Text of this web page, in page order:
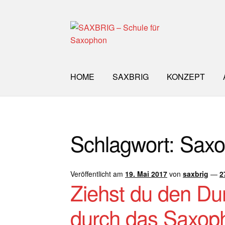
Zur
Navigation
Zum
Inhalt
HOME SAXBRIG KONZEPT
Impro Basic – Download PDF + mp3
Schlagwort:
Veröffentlicht am 19. Mai 2017 vonsaxbrig —
Ziehst du den
durch das